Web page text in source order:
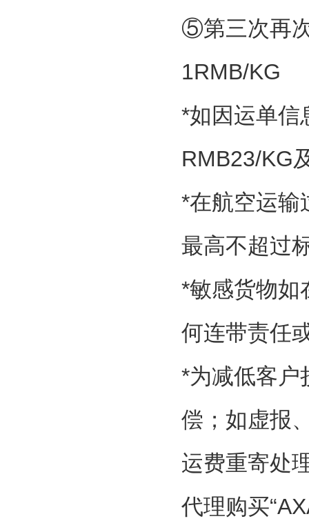
⑤第三次再
1RMB/KG
*如因运单信
RMB23/KG
*在航空运输
最高不超过
*敏感货物如
何连带责任
*为减低客户
偿；如虚报
运费重寄处
代理购买